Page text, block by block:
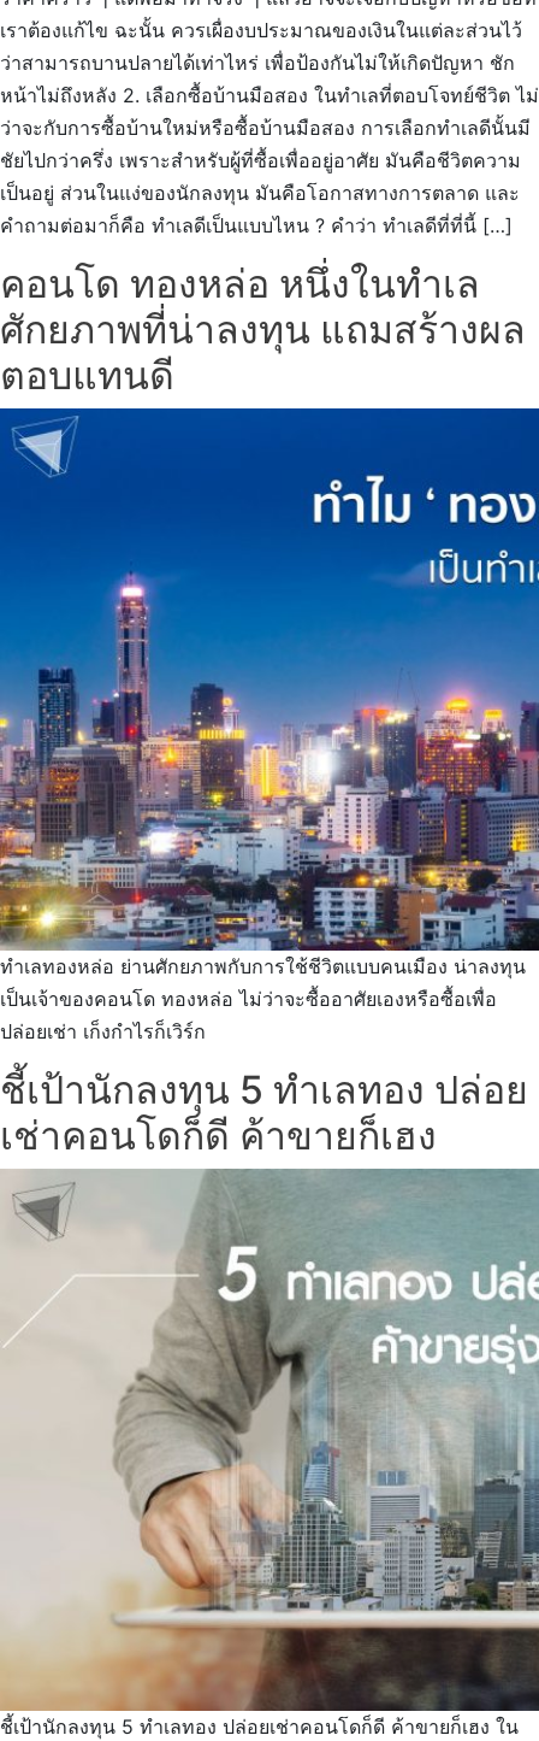
เราต้องแก้ไข ฉะนั้น ควรเผื่องบประมาณของเงินในแต่ละส่วนไว้
ว่าสามารถบานปลายได้เท่าไหร่ เพื่อป้องกันไม่ให้เกิดปัญหา ชัก
หน้าไม่ถึงหลัง 2. เลือกซื้อบ้านมือสอง ในทำเลที่ตอบโจทย์ชีวิต ไม่
ว่าจะกับการซื้อบ้านใหม่หรือซื้อบ้านมือสอง การเลือกทำเลดีนั้นมี
ชัยไปกว่าครึ่ง เพราะสำหรับผู้ที่ซื้อเพื่ออยู่อาศัย มันคือชีวิตความ
เป็นอยู่ ส่วนในแง่ของนักลงทุน มันคือโอกาสทางการตลาด และ
คำถามต่อมาก็คือ ทำเลดีเป็นแบบไหน ? คำว่า ทำเลดีที่ที่นี้ […]
คอนโด ทองหล่อ หนึ่งในทำเล
ศักยภาพที่น่าลงทุน แถมสร้างผล
ตอบแทนดี
ทำเลทองหล่อ ย่านศักยภาพกับการใช้ชีวิตแบบคนเมือง น่าลงทุน
เป็นเจ้าของคอนโด ทองหล่อ ไม่ว่าจะซื้ออาศัยเองหรือซื้อเพื่อ
ปล่อยเช่า เก็งกำไรก็เวิร์ก
ชี้เป้านักลงทุน 5 ทำเลทอง ปล่อย
เช่าคอนโดก็ดี ค้าขายก็เฮง
ชี้เป้านักลงทุน 5 ทำเลทอง ปล่อยเช่าคอนโดก็ดี ค้าขายก็เฮง ใน